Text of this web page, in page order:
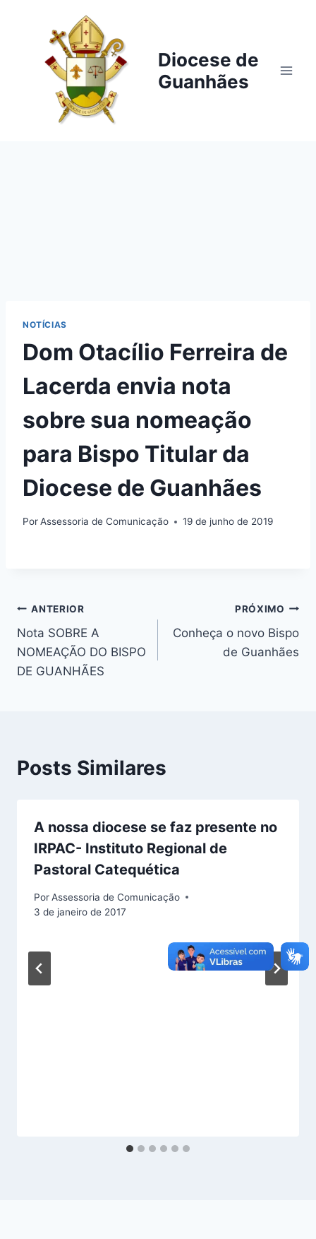
Conteúdo
Diocese de
Guanhães
NOTÍCIAS
Dom Otacílio Ferreira de
Lacerda envia nota
sobre sua nomeação
para Bispo Titular da
Diocese de Guanhães
PorAssessoria de Comunicação 19 de junho de 2019
Navegação
de
Post
ANTERIOR
Nota SOBRE A
NOMEAÇÃO DO BISPO
DE GUANHÃES
PRÓXIMO
Conheça o novo Bispo
de Guanhães
Posts Similares
A nossa diocese se faz presente no
IRPAC- Instituto Regional de
Pastoral Catequética
PorAssessoria de Comunicação
3 de janeiro de 2017